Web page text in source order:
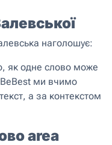
наголошує:
як одне слово може
BeBest ми вчимо
а за контекстом
area